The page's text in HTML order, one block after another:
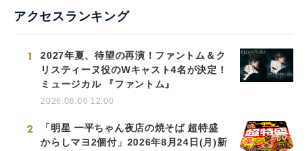
アクセスランキング
1
2027年夏、待望の再演！ファントム＆ク
リスティーヌ役のWキャスト4名が決定！
ミュージカル 『ファントム』
2026.08.06 12:00
2
「明星 一平ちゃん夜店の焼そば 超特盛
からしマヨ2個付」2026年8月24日(月)新